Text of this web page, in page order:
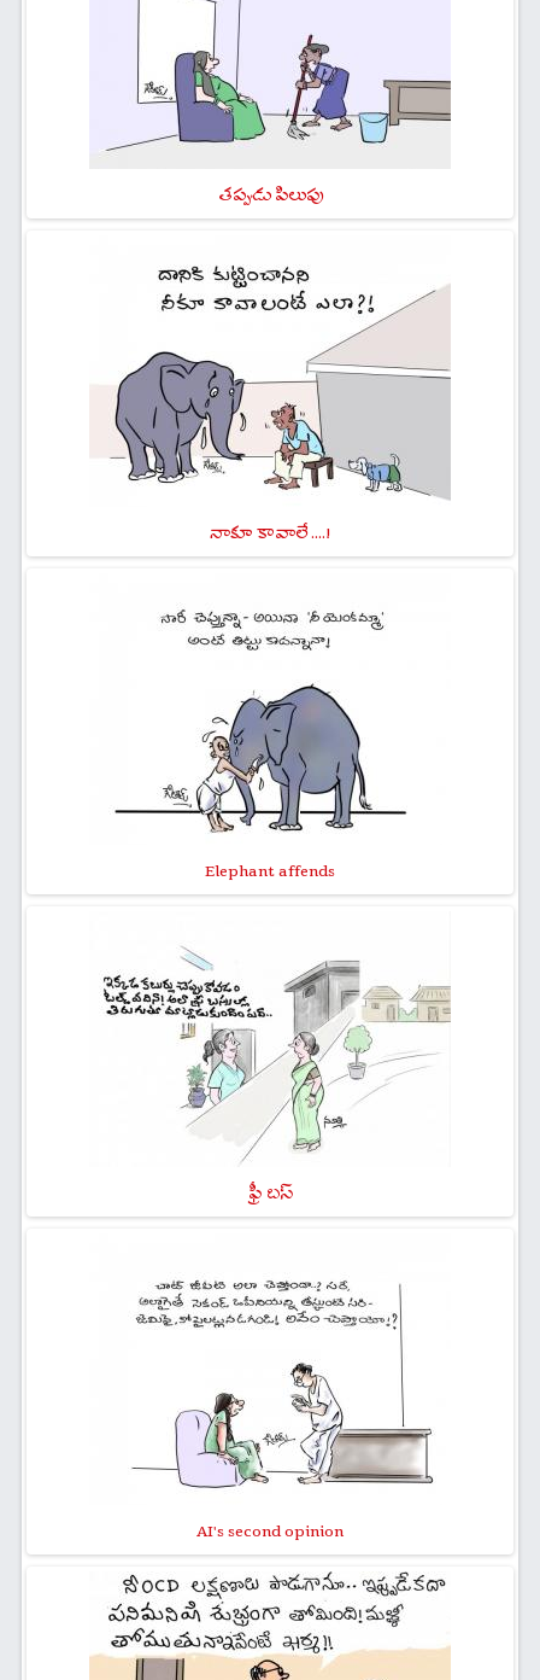
తప్పుడు పిలుపు
నాకూ కావాలే ....!
Elephant affends
ఫ్రీ బస్
AI's second opinion